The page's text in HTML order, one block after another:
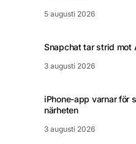
5 augusti 2026
Snapchat tar strid
3 augusti 2026
iPhone-app varnar för
närheten
3 augusti 2026